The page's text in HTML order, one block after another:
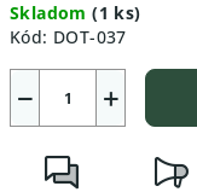
cena:
Skladom(1 ks)
Kód: DOT-037
+
−